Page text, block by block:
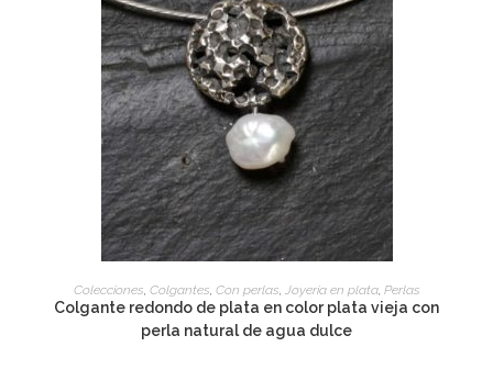
ADD TO CART
Colecciones, Colgantes, Con perlas, Joyería en plata, Perlas
Colgante redondo de plata en color plata vieja con
perla natural de agua dulce